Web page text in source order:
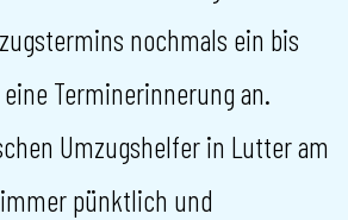
nochmals ein bis
Terminerinnerung an.
Umzugshelfer in Lutter am
pünktlich und